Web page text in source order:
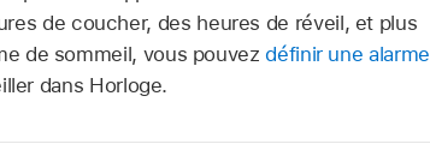
de coucher, des heures de réveil, et plus
de sommeil, vous pouvezdéfinir une alarme
dans Horloge.